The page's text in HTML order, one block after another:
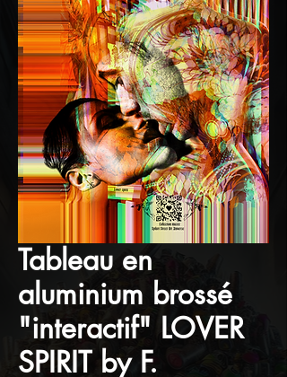
Tableau en
aluminium brossé
"interactif" LOVER
SPIRIT by F.